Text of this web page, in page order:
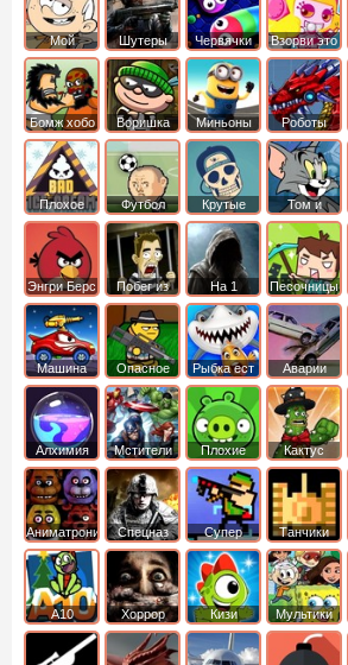
Мой
шумный
дом
Шутеры Червячки Взорви это
Бомж хобо
Воришка
боб
Миньоны
Роботы
динозавры
Плохое
мороженое
Футбол
головами
Крутые
Том и
джерри
Энгри Берс
Побег из
тюрьмы
На 1 Песочницы
Машина
ест
машину
Опасное
оружие
Рыбка ест
рыбку
Аварии
машин
Алхимия Мстители
Плохие
свинки
Кактус
маккой
Аниматроники Спецназ
Супер
бойцы
Танчики
А10 Хоррор Кизи Мультики